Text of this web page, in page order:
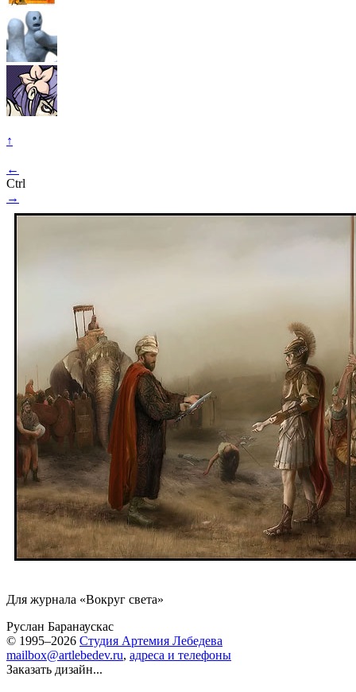
↑
←
Ctrl
→
Для журнала «Вокруг света»
Руслан Баранаускас
© 1995–2026 Студия Артемия Лебедева
mailbox@artlebedev.ru, адреса и телефоны
Заказать дизайн...